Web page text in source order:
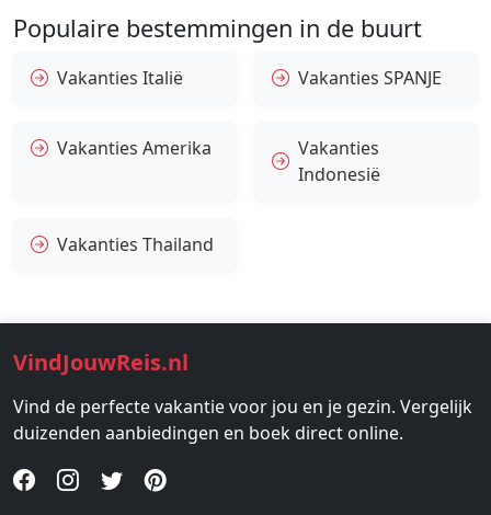
Populaire bestemmingen in de buurt
Vakanties Italië Vakanties SPANJE
Vakanties Amerika
Vakanties
Indonesië
Vakanties Thailand
VindJouwReis.nl
Vind de perfecte vakantie voor jou en je gezin. Vergelijk
duizenden aanbiedingen en boek direct online.